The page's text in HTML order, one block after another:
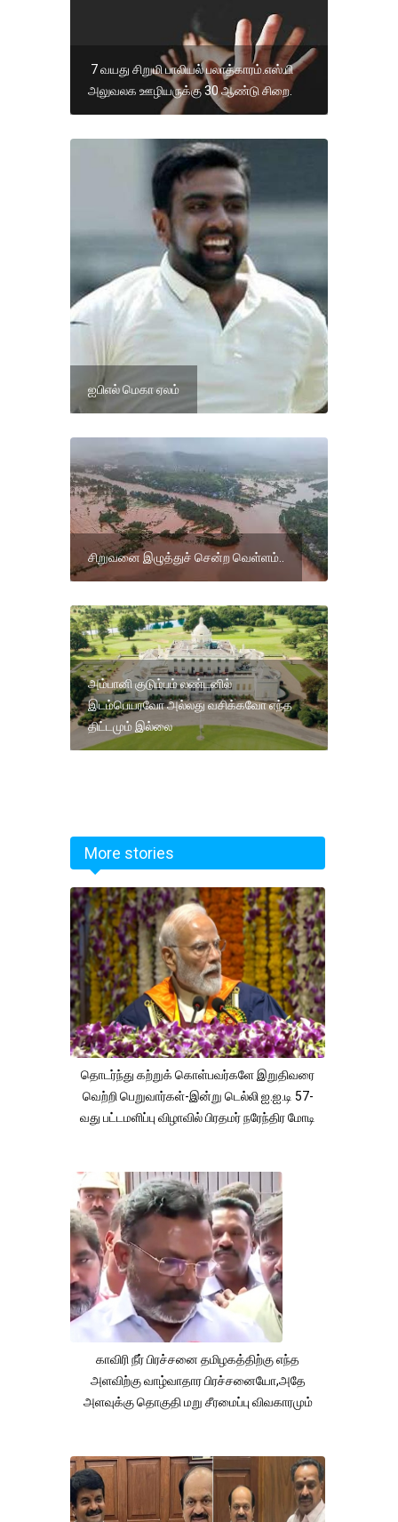
7 வயது சிறுமி பாலியல் பலாத்காரம்.எஸ்.பி
அலுவலக ஊழியருக்கு 30 ஆண்டு சிறை.
ஐபிஎல் மெகா ஏலம்
சிறுவனை இழுத்துச் சென்ற வெள்ளம்..
அம்பானி குடும்பம் லண்டனில்
இடம்பெயரவோ அல்லது வசிக்கவோ எந்த
திட்டமும் இல்லை
More stories
தொடர்ந்து கற்றுக் கொள்பவர்களே இறுதிவரை
வெற்றி பெறுவார்கள்-இன்று டெல்லி ஐ.ஐ.டி 57-
வது பட்டமளிப்பு விழாவில் பிரதமர் நரேந்திர மோடி
காவிரி நீர் பிரச்சனை தமிழகத்திற்கு எந்த
அளவிற்கு வாழ்வாதார பிரச்சனையோ,அதே
அளவுக்கு தொகுதி மறு சீரமைப்பு விவகாரமும்